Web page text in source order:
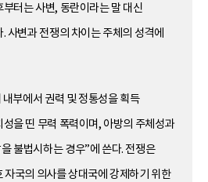
터는 사변, 동란이라는 말 대신
사변과 전쟁의 차이는 주체의 성격에
부에서 권력 및 정통성을 획득
을 띤 무력 폭력이며, 아방의 주체성과
불법시하는 경우”에 쓴다. 전쟁은
국의 의사를 상대국에 강제하기 위한